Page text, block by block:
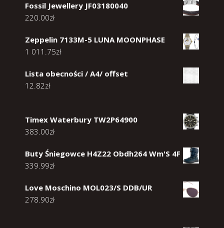
Fossil Jewellery JF03180040
220.00zł
Zeppelin 7133M-5 LUNA MOONPHASE
1 011.75zł
Lista obecności / A4/ offset
12.82zł
Timex Waterbury TW2P64900
383.00zł
Buty Śniegowce H4Z22 Obdh264 Wm'S 4F
339.99zł
Love Moschino MOL023/S DDB/UR
278.90zł